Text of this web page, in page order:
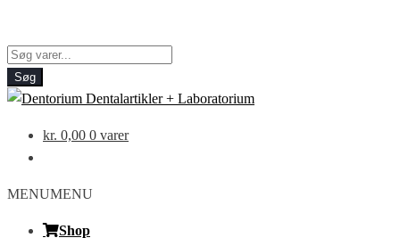
Products
search
Søg
kr. 0,00 0 varer
MENUMENU
Shop